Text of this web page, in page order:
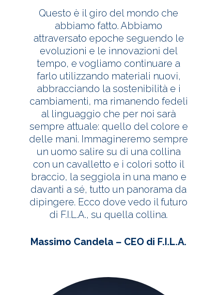
Questo è il giro del mondo che
abbiamo fatto. Abbiamo
attraversato epoche seguendo le
evoluzioni e le innovazioni del
tempo, e vogliamo continuare a
farlo utilizzando materiali nuovi,
abbracciando la sostenibilità e i
cambiamenti, ma rimanendo fedeli
al linguaggio che per noi sarà
sempre attuale: quello del colore e
delle mani. Immagineremo sempre
un uomo salire su di una collina
con un cavalletto e i colori sotto il
braccio, la seggiola in una mano e
davanti a sé, tutto un panorama da
dipingere. Ecco dove vedo il futuro
di F.I.L.A., su quella collina.
Massimo Candela – CEO di F.I.L.A.